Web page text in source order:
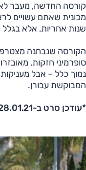
קורסה החדשה, מעבר
מכונית שאתם עשויים
שנות אחריות, אלא
הקורסה שנבחנה
סופרמיני חזקות,
נמוך כלל – אבל
המבוקשת עבורן.
*עודכן סרט ב-28.01.21